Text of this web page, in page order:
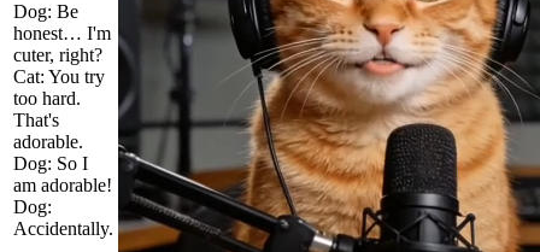
Dog: Be
honest… I'm
cuter, right?
Cat: You try
too hard.
That's
adorable.
Dog: So I
am adorable!
Dog:
Accidentally.